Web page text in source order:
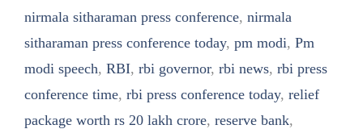
nirmala sitharaman press conference, nirmala
sitharaman press conference today, pm modi, Pm
modi speech, RBI, rbi governor, rbi news, rbi press
conference time, rbi press conference today, relief
package worth rs 20 lakh crore, reserve bank,